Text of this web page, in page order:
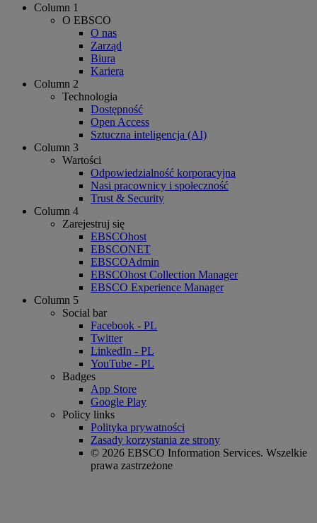
Column 1
O EBSCO
O nas
Zarząd
Biura
Kariera
Column 2
Technologia
Dostępność
Open Access
Sztuczna inteligencja (AI)
Column 3
Wartości
Odpowiedzialność korporacyjna
Nasi pracownicy i społeczność
Trust & Security
Column 4
Zarejestruj się
EBSCOhost
EBSCONET
EBSCOAdmin
EBSCOhost Collection Manager
EBSCO Experience Manager
Column 5
Social bar
Facebook - PL
Twitter
LinkedIn - PL
YouTube - PL
Badges
App Store
Google Play
Policy links
Polityka prywatności
Zasady korzystania ze strony
© 2026 EBSCO Information Services. Wszelkie
prawa zastrzeżone